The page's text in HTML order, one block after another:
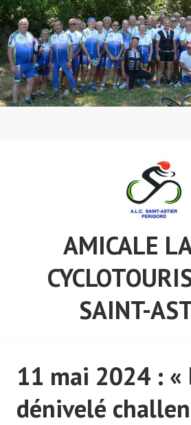
Aller
au
contenu
principal
AMICALE
SAINT-
11 mai 2024 : «
dénivelé